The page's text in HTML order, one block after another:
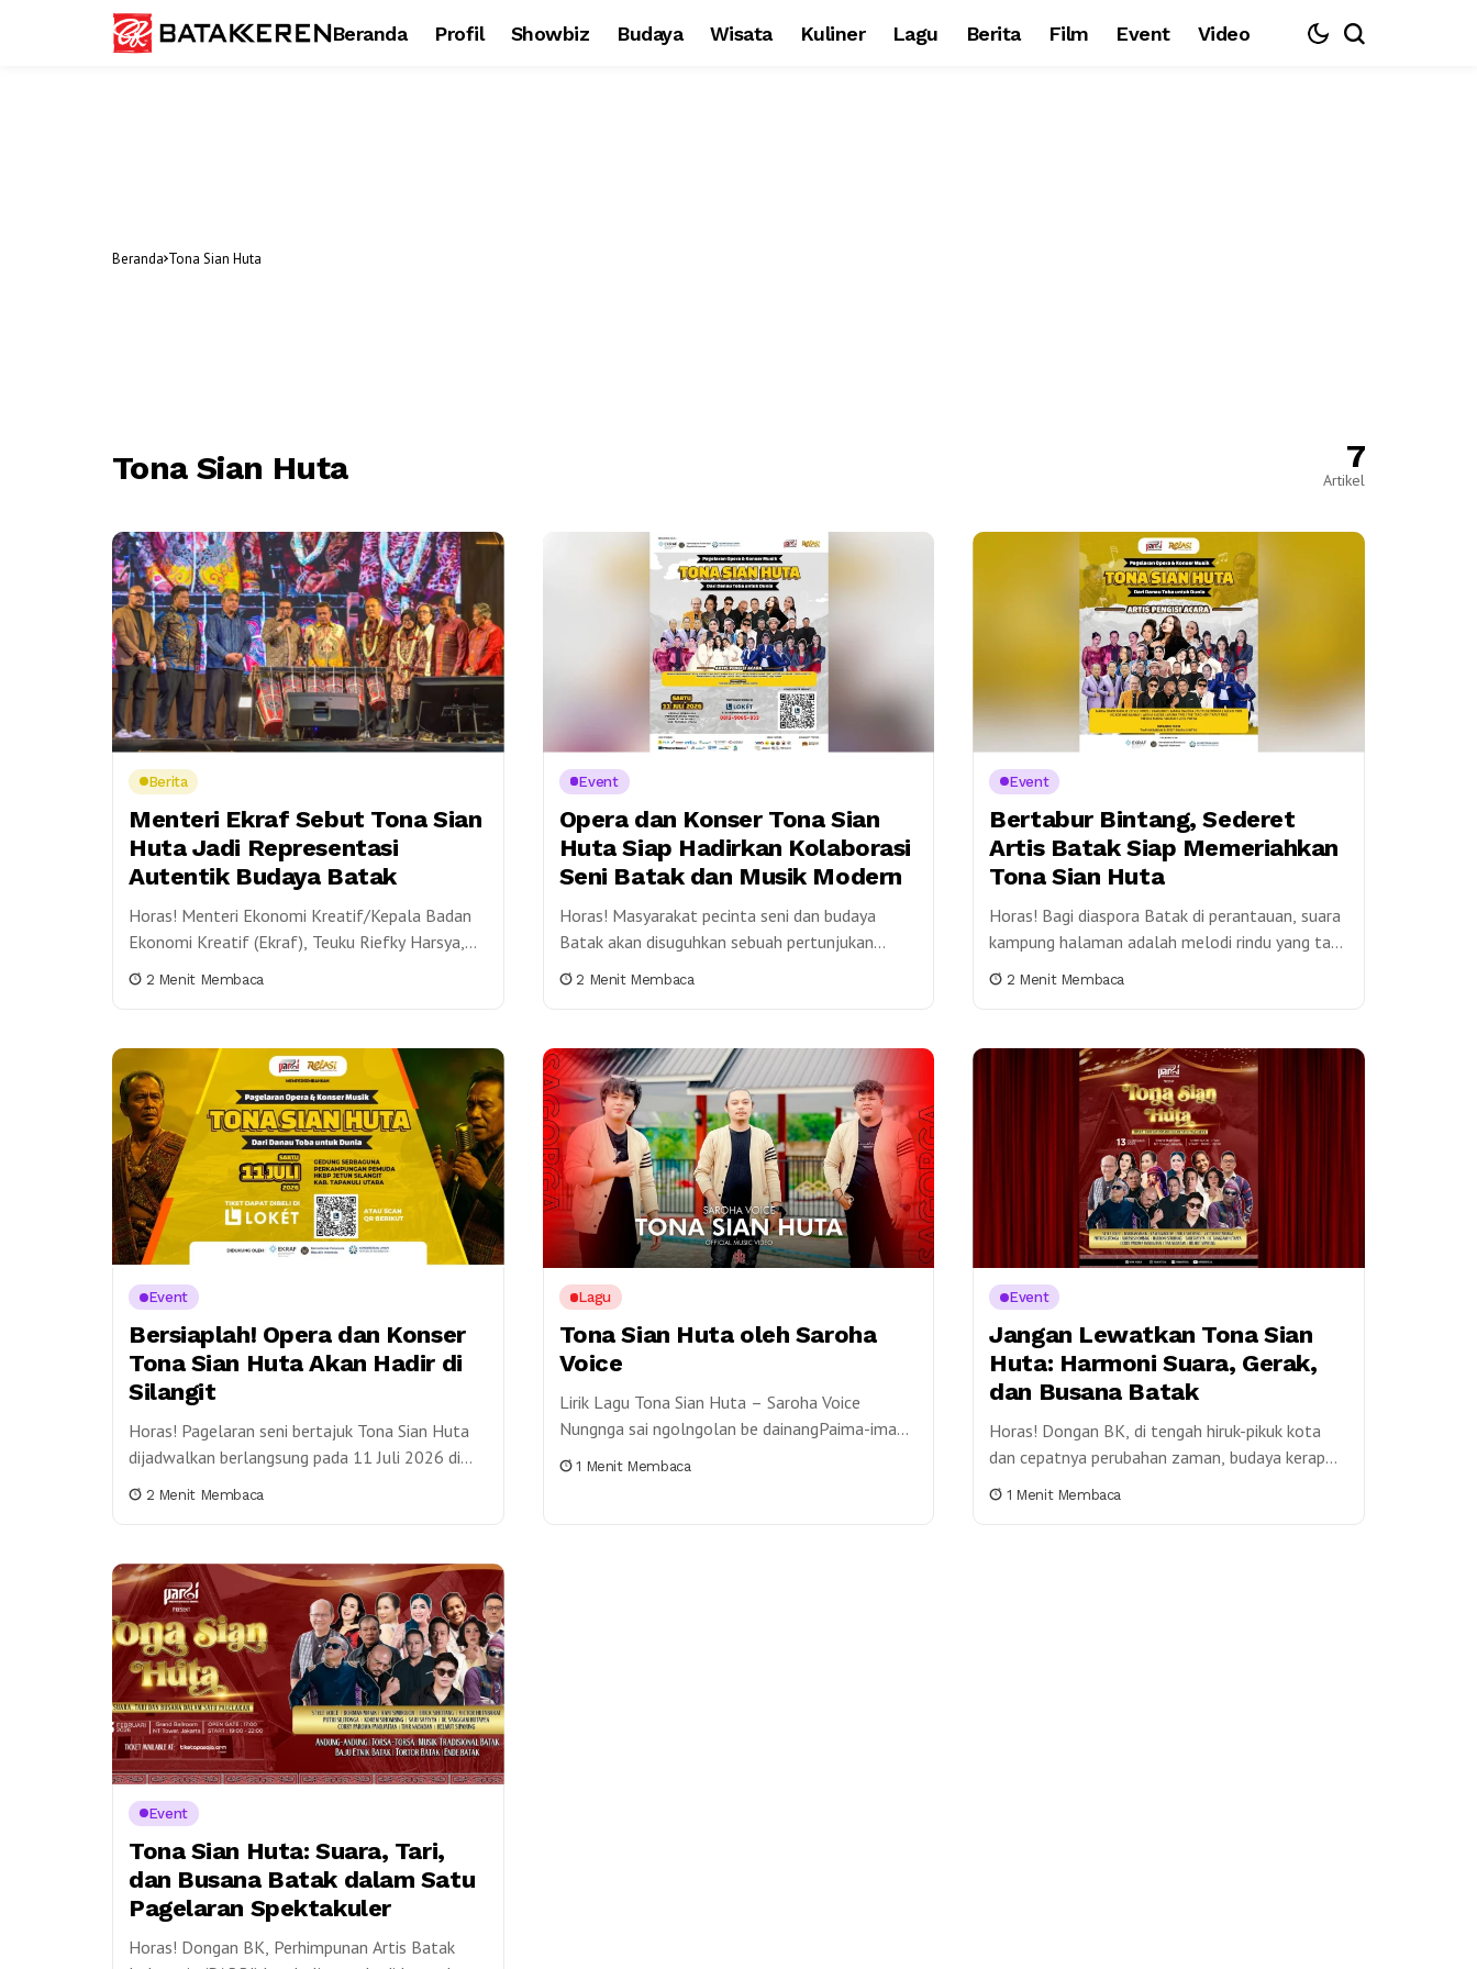
Beranda Profil Showbiz Budaya Wisata Kuliner Lagu Berita Film Event Video
Beranda Tona Sian Huta
Tona Sian Huta 7
Artikel
Berita
Menteri Ekraf Sebut Tona Sian
Huta Jadi Representasi
Autentik Budaya Batak
Horas! Menteri Ekonomi Kreatif/Kepala Badan
Ekonomi Kreatif (Ekraf), Teuku Riefky Harsya,
menilai pagelaran Tona Sian Huta merupakan
2 Menit Membaca
Event
Opera dan Konser Tona Sian
Huta Siap Hadirkan Kolaborasi
Seni Batak dan Musik Modern
Horas! Masyarakat pecinta seni dan budaya
Batak akan disuguhkan sebuah pertunjukan
spektakuler bertajuk Tona Sian Huta: Dari Danau
2 Menit Membaca
Event
Bertabur Bintang, Sederet
Artis Batak Siap Memeriahkan
Tona Sian Huta
Horas! Bagi diaspora Batak di perantauan, suara
kampung halaman adalah melodi rindu yang tak
pernah usai. Mewujudkan kerinduan tersebut
2 Menit Membaca
Event
Bersiaplah! Opera dan Konser
Tona Sian Huta Akan Hadir di
Silangit
Horas! Pagelaran seni bertajuk Tona Sian Huta
dijadwalkan berlangsung pada 11 Juli 2026 di
Gedung Jetun Silangit. Acara ini digagas oleh
2 Menit Membaca
Lagu
Tona Sian Huta oleh Saroha
Voice
Lirik Lagu Tona Sian Huta – Saroha Voice
Nungnga sai ngolngolan be dainangPaima-ima
au parjalang iDamang i pe sai
1 Menit Membaca
Event
Jangan Lewatkan Tona Sian
Huta: Harmoni Suara, Gerak,
dan Busana Batak
Horas! Dongan BK, di tengah hiruk-pikuk kota
dan cepatnya perubahan zaman, budaya kerap
menjadi ruang pulang bagi ingatan kolektif.
1 Menit Membaca
Event
Tona Sian Huta: Suara, Tari,
dan Busana Batak dalam Satu
Pagelaran Spektakuler
Horas! Dongan BK, Perhimpunan Artis Batak